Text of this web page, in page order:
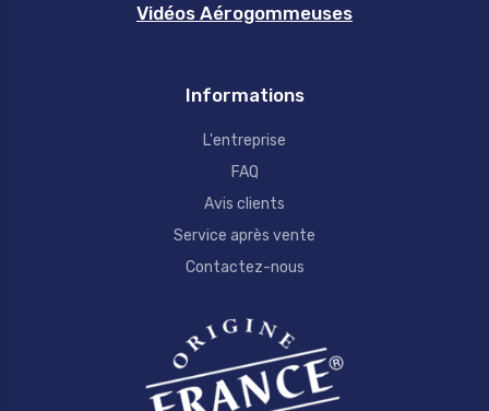
Vidéos Aérogommeuses
Informations
L'entreprise
FAQ
Avis clients
Service après vente
Contactez-nous